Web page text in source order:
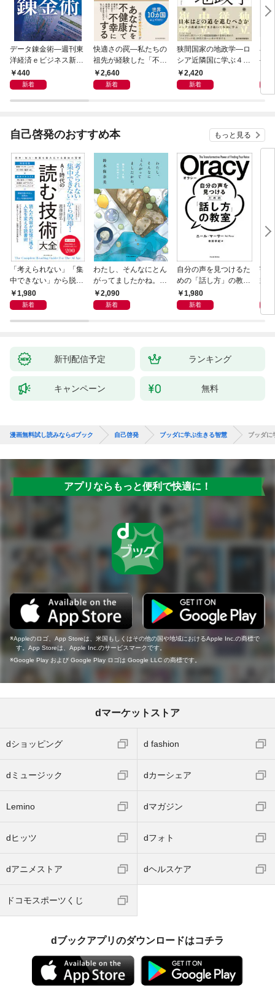
データ錬金術―週刊東
洋経済ｅビジネス新書
Ｎo.493
440
新着
快適さの罠―私たちの
祖先が経験した「不快
さ」が人生を充実させ
る
2,640
新着
狭間国家の地政学―ロ
シア近隣国に学ぶ４つ
の生き残り戦略
2,420
新着
石
―大
２
自己啓発のおすすめ本 もっと見る
「考えられない」「集
中できない」から脱
却！ AI時代の読む技
術大全
1,980
新着
わたし、そんなにとん
がってましたかね。
獅子座、Ａ型、丙午は
めぐる
2,090
新着
自分の声を見つけるた
めの「話し方」の教
室 Ｏｒａｃｙ（オラ
シー）
1,980
新着
宇
式
新刊配信予定 ランキング
キャンペーン 無料
漫画無料試し読みならdブック 自己啓発 ブッダに学ぶ生きる智慧 ブッダ
アプリならもっと便利で快適に！
Appleのロゴ、App Storeは、米国もしくはその他の国や地域におけるApple Inc.の商標で
す。App Storeは、Apple Inc.のサービスマークです。
Google Play および Google Play ロゴは Google LLC の商標です。
dマーケットストア
dショッピング d fashion
dミュージック dカーシェア
Lemino dマガジン
dヒッツ dフォト
dアニメストア dヘルスケア
ドコモスポーツくじ
dブックアプリのダウンロードはコチラ